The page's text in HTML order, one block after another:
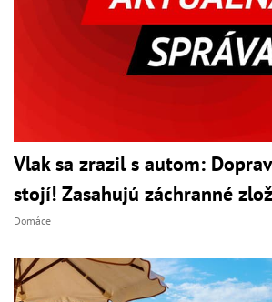
Vlak sa zrazil s autom:
stojí! Zasahujú záchranné
Domáce